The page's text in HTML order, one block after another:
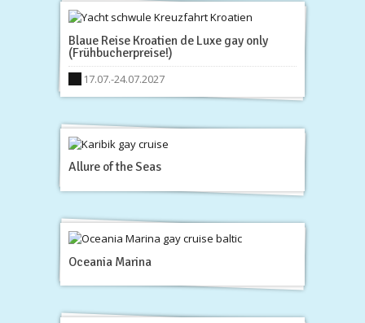
Blaue Reise Kroatien de Luxe gay only
(Frühbucherpreise!)
17.07.-24.07.2027
Allure of the Seas
Oceania Marina